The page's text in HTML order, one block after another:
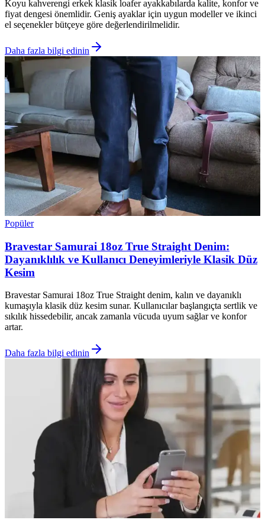
Koyu kahverengi erkek klasik loafer ayakkabılarda kalite, konfor ve
fiyat dengesi önemlidir. Geniş ayaklar için uygun modeller ve ikinci
el seçenekler bütçeye göre değerlendirilmelidir.
Daha fazla bilgi edinin
Popüler
Bravestar Samurai 18oz True Straight Denim:
Dayanıklılık ve Kullanıcı Deneyimleriyle Klasik Düz
Kesim
Bravestar Samurai 18oz True Straight denim, kalın ve dayanıklı
kumaşıyla klasik düz kesim sunar. Kullanıcılar başlangıçta sertlik ve
sıkılık hissedebilir, ancak zamanla vücuda uyum sağlar ve konfor
artar.
Daha fazla bilgi edinin